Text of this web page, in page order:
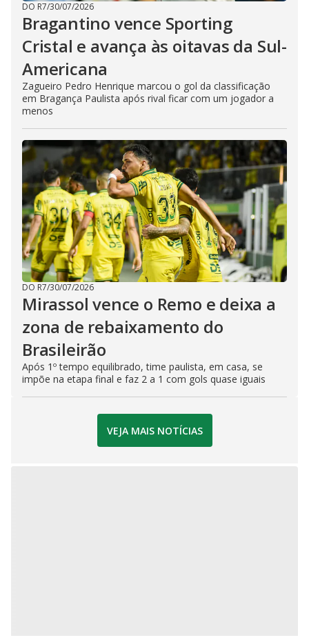
DO R7/30/07/2026
Bragantino vence Sporting
Cristal e avança às oitavas da Sul-
Americana
Zagueiro Pedro Henrique marcou o gol da classificação
em Bragança Paulista após rival ficar com um jogador a
menos
DO R7/30/07/2026
Mirassol vence o Remo e deixa a
zona de rebaixamento do
Brasileirão
Após 1º tempo equilibrado, time paulista, em casa, se
impõe na etapa final e faz 2 a 1 com gols quase iguais
VEJA MAIS NOTÍCIAS